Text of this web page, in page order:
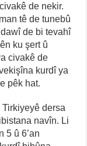
de nekir.
tê de tunebû
de bi tevahî
ku şert û
civakê de
kurdî ya
pêk hat.
dersa
navîn. Li
5 û 6’an